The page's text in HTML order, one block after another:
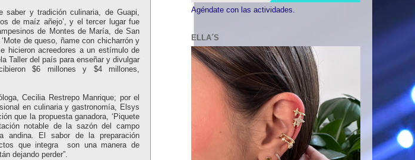
saber y tradición culinaria, de Guapi,
de maíz añejo’, y el tercer lugar fue
de Montes de María, de San
de queso, ñame con chicharrón y
hicieron acreedores a un estímulo de
Taller del país para enseñar y divulgar
$6 millones y $4 millones,
Cecilia Restrepo Manrique; por el
en culinaria y gastronomía, Elsys
que la propuesta ganadora, ‘Piquete
notable de la sazón del campo
andina. El sabor de la preparación
que integra son una manera de
dejando perder”.
Agéndate con las actividades.
ELLA´S